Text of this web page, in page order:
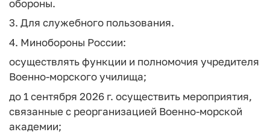
обороны.
3. Для служебного пользования.
4. Минобороны России:
осуществлять функции и полномочия учредителя
Военно-морского училища;
до 1 сентября 2026 г. осуществить мероприятия,
связанные с реорганизацией Военно-морской
академии;